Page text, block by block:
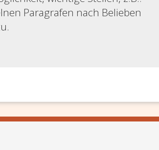
Paragrafen nach Belieben